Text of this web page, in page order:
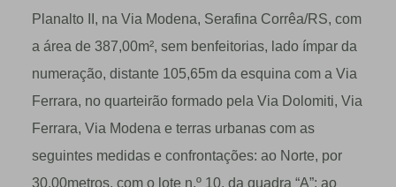
Planalto II, na Via Modena, Serafina Corrêa/RS, com
a área de 387,00m², sem benfeitorias, lado ímpar da
numeração, distante 105,65m da esquina com a Via
Ferrara, no quarteirão formado pela Via Dolomiti, Via
Ferrara, Via Modena e terras urbanas com as
seguintes medidas e confrontações: ao Norte, por
30,00metros, com o lote n.º 10, da quadra “A”; ao